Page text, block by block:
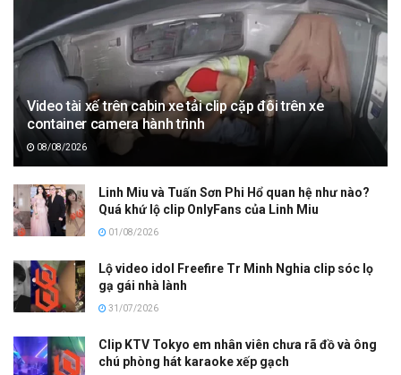
Video tài xế trên cabin xe tải clip cặp đôi trên xe
container camera hành trình
08/08/2026
Linh Miu và Tuấn Sơn Phi Hổ quan hệ như nào?
Quá khứ lộ clip OnlyFans của Linh Miu
01/08/2026
Lộ video idol Freefire Tr Minh Nghia clip sóc lọ
gạ gái nhà lành
31/07/2026
Clip KTV Tokyo em nhân viên chưa rã đồ và ông
chú phòng hát karaoke xếp gạch